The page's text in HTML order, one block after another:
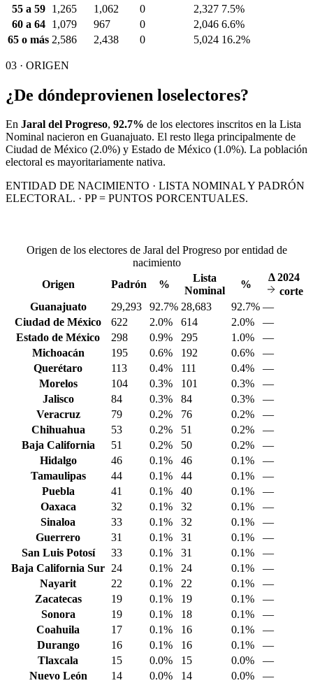
55 a 59
1,265 1,062 0 2,327 7.5%
60 a 64
1,079 967 0 2,046 6.6%
65 o más 2,586 2,438 0 5,024 16.2%
03 · ORIGEN
¿De dóndeprovienen loselectores?
En Jaral del Progreso, 92.7% de los electores inscritos en la Lista
Nominal nacieron en Guanajuato. El resto llega principalmente de
Ciudad de México (2.0%) y Estado de México (1.0%). La población
electoral es mayoritariamente nativa.
ENTIDAD DE NACIMIENTO · LISTA NOMINAL Y PADRÓN
ELECTORAL. · PP = PUNTOS PORCENTUALES.
Origen de los electores de Jaral del Progreso por entidad de
nacimiento
Origen
Padrón %
Lista
Nominal
%
Δ2024
corte
Guanajuato
29,293 92.7% 28,683 92.7% —
Ciudad de México
622 2.0% 614 2.0%
—
Estado de México
298 0.9% 295 1.0%
—
Michoacán
195 0.6% 192 0.6%
—
Querétaro
113 0.4% 111 0.4%
—
Morelos
104 0.3% 101 0.3%
—
Jalisco
84 0.3% 84 0.3%
—
Veracruz
79 0.2% 76 0.2%
—
Chihuahua
53 0.2% 51 0.2%
—
Baja California
51 0.2% 50 0.2%
—
Hidalgo
46 0.1% 46 0.1%
—
Tamaulipas
44 0.1% 44 0.1%
—
Puebla
41 0.1% 40 0.1%
—
Oaxaca
32 0.1% 32 0.1%
—
Sinaloa
33 0.1% 32 0.1%
—
Guerrero
31 0.1% 31 0.1%
—
San Luis Potosí
33 0.1% 31 0.1%
—
Baja California Sur 24 0.1% 24 0.1%
—
Nayarit
22 0.1% 22 0.1%
—
Zacatecas
19 0.1% 19 0.1%
—
Sonora
19 0.1% 18 0.1%
—
Coahuila
17 0.1% 16 0.1%
—
Durango
16 0.1% 16 0.1%
—
Tlaxcala
15 0.0% 15 0.0%
—
Nuevo León
14 0.0% 14 0.0% —